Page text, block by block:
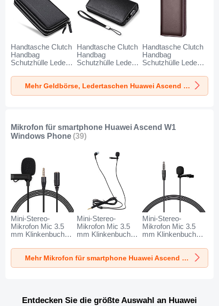
Handtasche Clutch
Handbag
Schutzhülle Leder
Huawei Ascend W1
Windows Phone
Schwarz
Handtasche Clutch
Handbag
Schutzhülle Leder
Huawei Ascend W1
Windows Phone
Schwarz
Handtasche Clutch
Handbag
Schutzhülle Leder
Huawei Ascend W1
Windows Phone
Braun
Mehr Geldbörse, Ledertaschen Huawei Ascend W1 Windows Phone
Mikrofon für smartphone Huawei Ascend W1
Windows Phone (39)
Mini-Stereo-
Mikrofon Mic 3.5
mm Klinkenbuchse
Ascend W1
Windows Phone
Schwarz
Mini-Stereo-
Mikrofon Mic 3.5
mm Klinkenbuchse
Ascend W1
Windows Phone
Schwarz
Mini-Stereo-
Mikrofon Mic 3.5
mm Klinkenbuchse
Ascend W1
Windows Phone
Schwarz
Mehr Mikrofon für smartphone Huawei Ascend W1 Windows Phone
Entdecken Sie die größte Auswahl an Huawei